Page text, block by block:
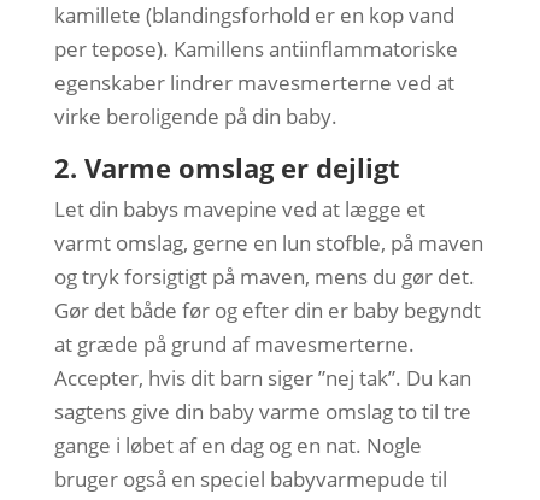
kamillete (blandingsforhold er en kop vand
per tepose). Kamillens antiinflammatoriske
egenskaber lindrer mavesmerterne ved at
virke beroligende på din baby.
2. Varme omslag er dejligt
Let din babys mavepine ved at lægge et
varmt omslag, gerne en lun stofble, på maven
og tryk forsigtigt på maven, mens du gør det.
Gør det både før og efter din er baby begyndt
at græde på grund af mavesmerterne.
Accepter, hvis dit barn siger ”nej tak”. Du kan
sagtens give din baby varme omslag to til tre
gange i løbet af en dag og en nat. Nogle
bruger også en speciel babyvarmepude til